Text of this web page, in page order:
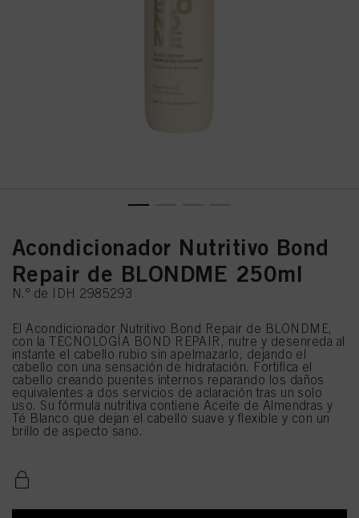
Acondicionador Nutritivo Bond
Repair de BLONDME 250ml
N.º de IDH 2985293
El Acondicionador Nutritivo Bond Repair de BLONDME,
con la TECNOLOGÍA BOND REPAIR, nutre y desenreda al
instante el cabello rubio sin apelmazarlo, dejando el
cabello con una sensación de hidratación. Fortifica el
cabello creando puentes internos reparando los daños
equivalentes a dos servicios de aclaración tras un solo
uso. Su fórmula nutritiva contiene Aceite de Almendras y
Té Blanco que dejan el cabello suave y flexible y con un
brillo de aspecto sano.